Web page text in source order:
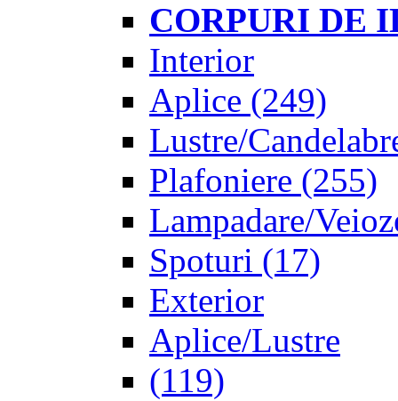
CORPURI DE
Interior
Aplice (249)
Lustre/
Plafoniere (255)
Lampadare/
Spoturi (17)
Exterior
Aplice/Lustre
(119)